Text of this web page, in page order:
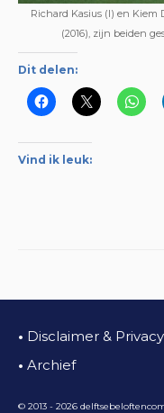
Richard Kasius (l) en Kiem
(2016), zijn beiden
Dit delen:
Vind ik leuk:
• Disclaimer &
• Archief
© 2013 - 2026